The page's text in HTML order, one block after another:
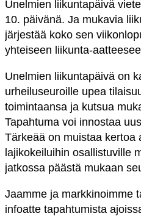
Unelmien liikuntapäivä
10. päivänä. Ja mukavia
järjestää koko sen
yhteiseen liikunta-
Unelmien liikuntapäivä on
urheiluseuroille upea
toimintaansa ja kutsua
Tapahtuma voi innostaa
Tärkeää on muistaa kertoa
lajikokeiluihin osallistuville
jatkossa päästä mukaan
Jaamme ja markkinoimme
infoatte tapahtumista